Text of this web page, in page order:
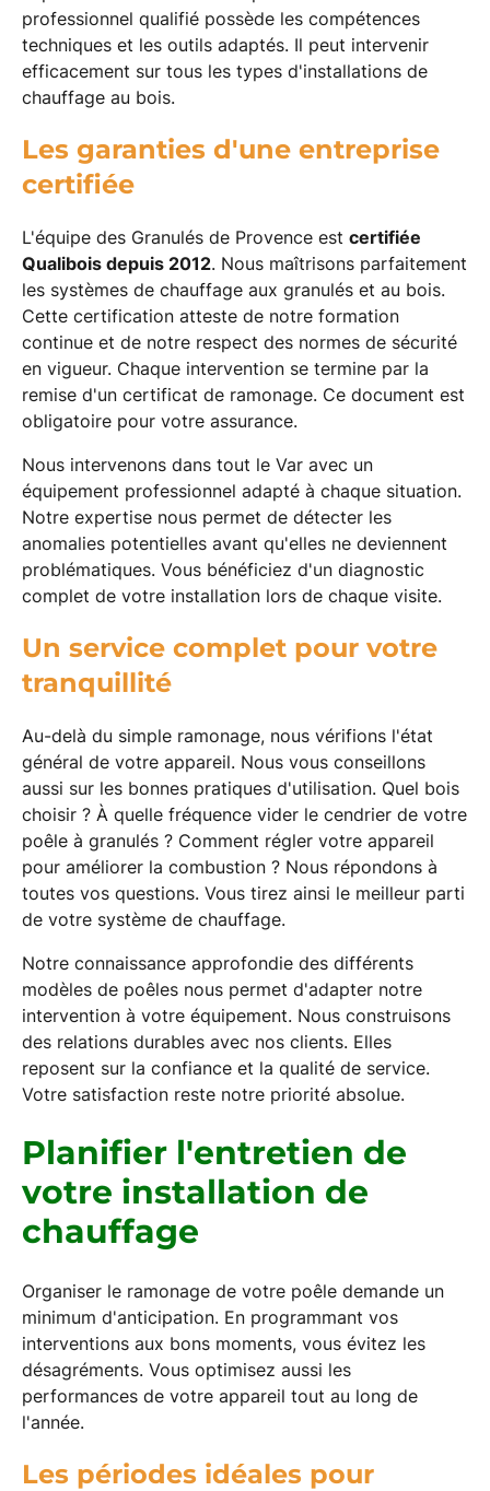
professionnel qualifié possède les compétences
techniques et les outils adaptés. Il peut intervenir
efficacement sur tous les types d'installations de
chauffage au bois.
Les garanties d'une entreprise
certifiée
L'équipe des Granulés de Provence est certifiée
Qualibois depuis 2012. Nous maîtrisons parfaitement
les systèmes de chauffage aux granulés et au bois.
Cette certification atteste de notre formation
continue et de notre respect des normes de sécurité
en vigueur. Chaque intervention se termine par la
remise d'un certificat de ramonage. Ce document est
obligatoire pour votre assurance.
Nous intervenons dans tout le Var avec un
équipement professionnel adapté à chaque situation.
Notre expertise nous permet de détecter les
anomalies potentielles avant qu'elles ne deviennent
problématiques. Vous bénéficiez d'un diagnostic
complet de votre installation lors de chaque visite.
Un service complet pour votre
tranquillité
Au-delà du simple ramonage, nous vérifions l'état
général de votre appareil. Nous vous conseillons
aussi sur les bonnes pratiques d'utilisation. Quel bois
choisir ? À quelle fréquence vider le cendrier de votre
poêle à granulés ? Comment régler votre appareil
pour améliorer la combustion ? Nous répondons à
toutes vos questions. Vous tirez ainsi le meilleur parti
de votre système de chauffage.
Notre connaissance approfondie des différents
modèles de poêles nous permet d'adapter notre
intervention à votre équipement. Nous construisons
des relations durables avec nos clients. Elles
reposent sur la confiance et la qualité de service.
Votre satisfaction reste notre priorité absolue.
Planifier l'entretien de
votre installation de
chauffage
Organiser le ramonage de votre poêle demande un
minimum d'anticipation. En programmant vos
interventions aux bons moments, vous évitez les
désagréments. Vous optimisez aussi les
performances de votre appareil tout au long de
l'année.
Les périodes idéales pour